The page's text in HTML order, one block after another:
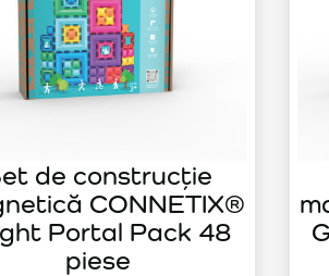
de construcție
CONNETIX®
Portal Pack 48
piese